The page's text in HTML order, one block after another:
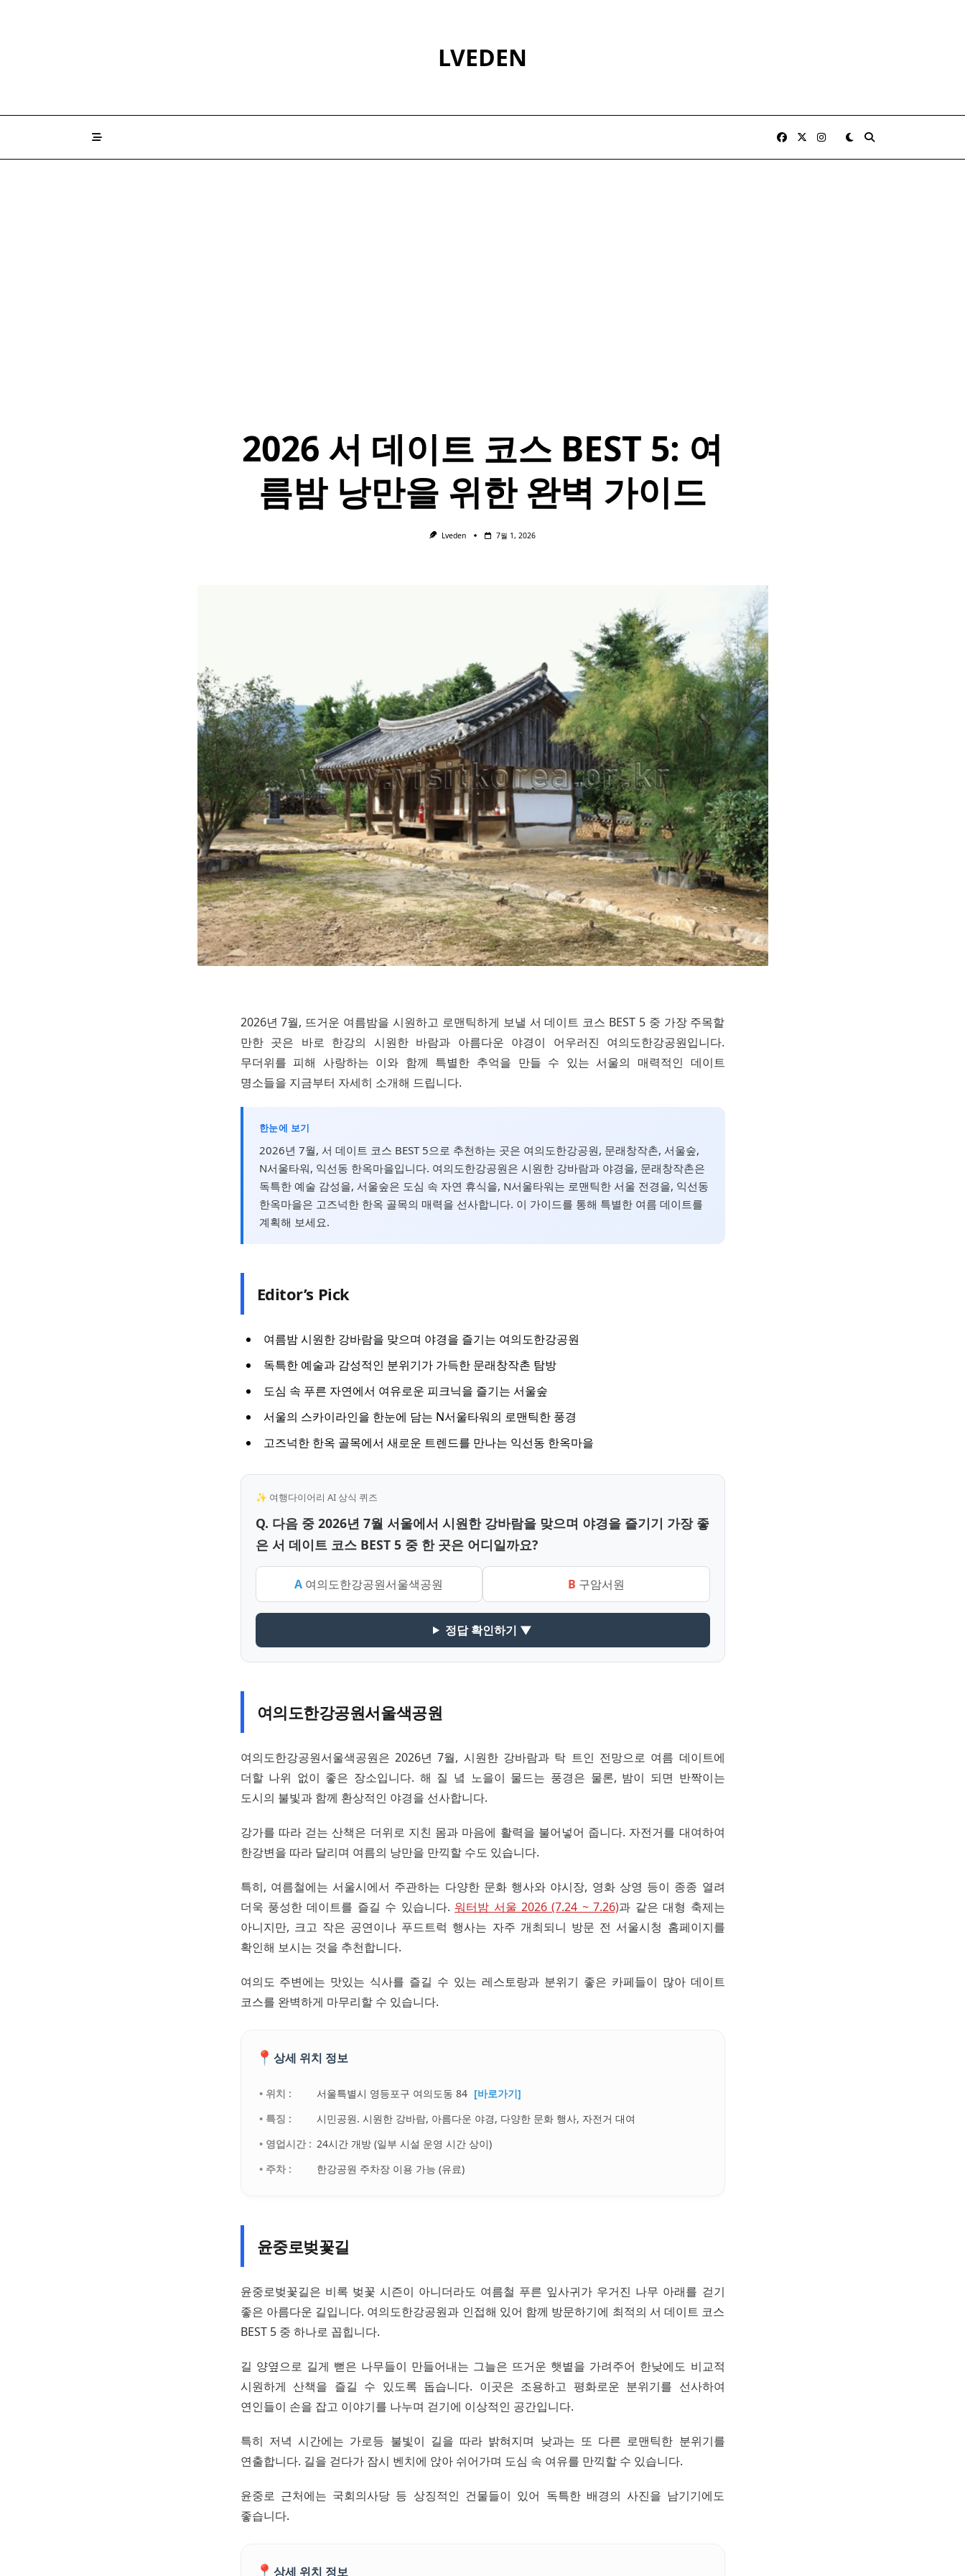
LVEDEN
2026 서 데이트 코스 BEST 5: 여
름밤 낭만을 위한 완벽 가이드
Lveden 7월 1, 2026
2026년 7월, 뜨거운 여름밤을 시원하고 로맨틱하게 보낼 서 데이트 코스 BEST 5 중 가장 주목할
만한 곳은 바로 한강의 시원한 바람과 아름다운 야경이 어우러진 여의도한강공원입니다.
무더위를 피해 사랑하는 이와 함께 특별한 추억을 만들 수 있는 서울의 매력적인 데이트
명소들을 지금부터 자세히 소개해 드립니다.
한눈에 보기
2026년 7월, 서 데이트 코스 BEST 5으로 추천하는 곳은 여의도한강공원, 문래창작촌, 서울숲,
N서울타워, 익선동 한옥마을입니다. 여의도한강공원은 시원한 강바람과 야경을, 문래창작촌은
독특한 예술 감성을, 서울숲은 도심 속 자연 휴식을, N서울타워는 로맨틱한 서울 전경을, 익선동
한옥마을은 고즈넉한 한옥 골목의 매력을 선사합니다. 이 가이드를 통해 특별한 여름 데이트를
계획해 보세요.
Editor’s Pick
여름밤 시원한 강바람을 맞으며 야경을 즐기는 여의도한강공원
독특한 예술과 감성적인 분위기가 가득한 문래창작촌 탐방
도심 속 푸른 자연에서 여유로운 피크닉을 즐기는 서울숲
서울의 스카이라인을 한눈에 담는 N서울타워의 로맨틱한 풍경
고즈넉한 한옥 골목에서 새로운 트렌드를 만나는 익선동 한옥마을
✨ 여행다이어리 AI 상식 퀴즈
Q. 다음 중 2026년 7월 서울에서 시원한 강바람을 맞으며 야경을 즐기기 가장 좋
은 서 데이트 코스 BEST 5 중 한 곳은 어디일까요?
A 여의도한강공원서울색공원 B 구암서원
정답 확인하기 ▼
여의도한강공원서울색공원
여의도한강공원서울색공원은 2026년 7월, 시원한 강바람과 탁 트인 전망으로 여름 데이트에
더할 나위 없이 좋은 장소입니다. 해 질 녘 노을이 물드는 풍경은 물론, 밤이 되면 반짝이는
도시의 불빛과 함께 환상적인 야경을 선사합니다.
강가를 따라 걷는 산책은 더위로 지친 몸과 마음에 활력을 불어넣어 줍니다. 자전거를 대여하여
한강변을 따라 달리며 여름의 낭만을 만끽할 수도 있습니다.
특히, 여름철에는 서울시에서 주관하는 다양한 문화 행사와 야시장, 영화 상영 등이 종종 열려
더욱 풍성한 데이트를 즐길 수 있습니다.워터밤 서울 2026 (7.24 ~ 7.26)과 같은 대형 축제는
아니지만, 크고 작은 공연이나 푸드트럭 행사는 자주 개최되니 방문 전 서울시청 홈페이지를
확인해 보시는 것을 추천합니다.
여의도 주변에는 맛있는 식사를 즐길 수 있는 레스토랑과 분위기 좋은 카페들이 많아 데이트
코스를 완벽하게 마무리할 수 있습니다.
📍 상세 위치 정보
• 위치 : 서울특별시 영등포구 여의도동 84 [바로가기]
• 특징 :
시민공원. 시원한 강바람, 아름다운 야경, 다양한 문화 행사, 자전거 대여
• 영업시간 : 24시간 개방 (일부 시설 운영 시간 상이)
• 주차 :
한강공원 주차장 이용 가능 (유료)
윤중로벚꽃길
윤중로벚꽃길은 비록 벚꽃 시즌이 아니더라도 여름철 푸른 잎사귀가 우거진 나무 아래를 걷기
좋은 아름다운 길입니다. 여의도한강공원과 인접해 있어 함께 방문하기에 최적의 서 데이트 코스
BEST 5 중 하나로 꼽힙니다.
길 양옆으로 길게 뻗은 나무들이 만들어내는 그늘은 뜨거운 햇볕을 가려주어 한낮에도 비교적
시원하게 산책을 즐길 수 있도록 돕습니다. 이곳은 조용하고 평화로운 분위기를 선사하여
연인들이 손을 잡고 이야기를 나누며 걷기에 이상적인 공간입니다.
특히 저녁 시간에는 가로등 불빛이 길을 따라 밝혀지며 낮과는 또 다른 로맨틱한 분위기를
연출합니다. 길을 걷다가 잠시 벤치에 앉아 쉬어가며 도심 속 여유를 만끽할 수 있습니다.
윤중로 근처에는 국회의사당 등 상징적인 건물들이 있어 독특한 배경의 사진을 남기기에도
좋습니다.
📍 상세 위치 정보